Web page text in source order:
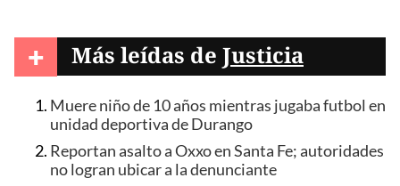
+ Más leídas de Justicia
Muere niño de 10 años mientras jugaba futbol en
unidad deportiva de Durango
Reportan asalto a Oxxo en Santa Fe; autoridades
no logran ubicar a la denunciante